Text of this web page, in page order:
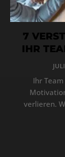
7
IHR
Ihr
verlieren.